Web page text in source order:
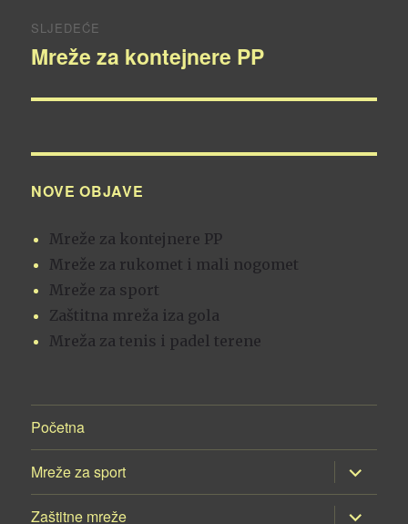
SLJEDEĆE
Sljedeća
Mreže za kontejnere PP
NOVE OBJAVE
Mreže za kontejnere PP
Mreže za rukomet i mali nogomet
Mreže za sport
Zaštitna mreža iza gola
Mreža za tenis i padel terene
Početna
Mreže za sport proširi
Zaštitne mreže
proširi